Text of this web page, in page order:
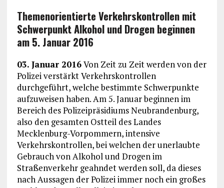
Themenorientierte Verkehrskontrollen mit
Schwerpunkt Alkohol und Drogen beginnen
am 5. Januar 2016
03. Januar 2016Von Zeit zu Zeit werden von der
Polizei verstärkt Verkehrskontrollen
durchgeführt, welche bestimmte Schwerpunkte
aufzuweisen haben. Am 5. Januar beginnen im
Bereich des Polizeipräsidiums Neubrandenburg,
also den gesamten Ostteil des Landes
Mecklenburg-Vorpommern, intensive
Verkehrskontrollen, bei welchen der unerlaubte
Gebrauch von Alkohol und Drogen im
Straßenverkehr geahndet werden soll, da dieses
nach Aussagen der Polizei immer noch ein großes